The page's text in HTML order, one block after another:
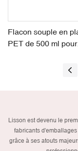
Flacon souple en
PET de 500 ml pour
shampoing, vente
Lisson est devenu le
fabricants
grâce à ses atouts